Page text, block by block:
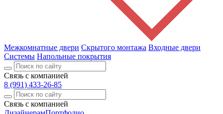
Межкомнатные двери Скрытого монтажа Входные двери
Системы Напольные покрытия
Связь с компанией
8 (991) 433-26-85
Связь с компанией